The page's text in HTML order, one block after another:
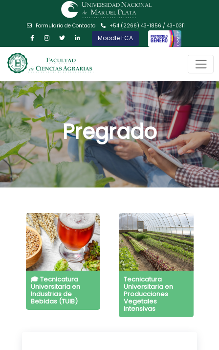
Formulario de Contacto +54 (2266) 43-1856 / 43-0311
Moodle FCA
Pregrado
🎓 Tecnicatura
Universitaria en
Industrias de
Bebidas (TUIB)
Tecnicatura
Universitaria en
Producciones
Vegetales
Intensivas